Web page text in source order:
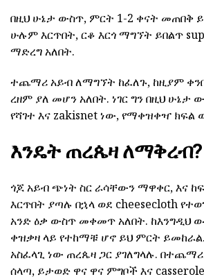
በዚህ ሁኔታ ውስጥ, ምርት 1-2 ቀናት መጠበቅ
ሁሉም እርጥበት, ርቆ እርጎ ማግኘት ይበልጥ
ማድረግ አለበት.
ተጨማሪ አይብ ለማግኘት ከፈለጉ, ከዚያም
ረዘም ያለ መሆን አለበት. ነገር ግን በዚህ ሁኔታ
የሻገተ እና zakisnet ነው, የማቀዝቀዣ
እንዴት ጠረጴዛ ለማቅረብ?
ጎጆ አይብ ጭነት ስር ራሳቸውን ማዋቀር, እና
እርጥበት ያጣሉ በኋላ ወደ cheesecloth
አንድ ዕቃ ውስጥ መቀመጥ አለበት. ከእንግዲህ
ቀዝቃዛ ላይ የተከማቹ ሆኖ ይህ ምርት
አስፈላጊ ነው ጠረጴዛ ጋር ያገለግላሉ.
ሰላጣ, ይታወድ ዋና ዋና ምግቦች እና